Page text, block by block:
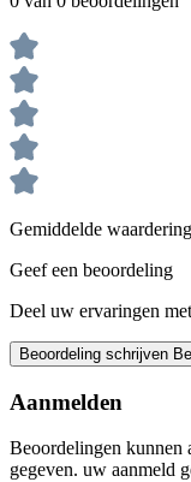
Gemiddelde
Geef een beoordeling
Deel uw ervaringen
Beoordeling schrijven
Aanmelden
Beoordelingen kunnen
gegeven. uw aanmeld